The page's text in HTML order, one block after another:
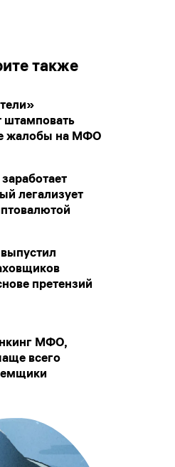
также
жалобы на МФО
легализует
претензий
МФО,
всего